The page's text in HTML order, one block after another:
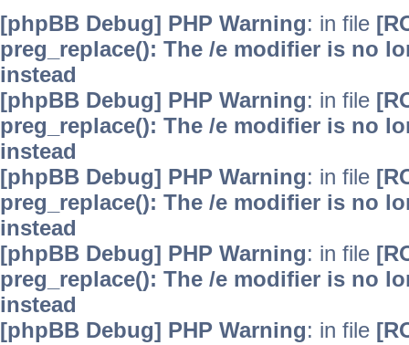
[phpBB Debug] PHP Warning: in file
preg_replace(): The /e modifier is no
instead
[phpBB Debug] PHP Warning: in file
preg_replace(): The /e modifier is no
instead
[phpBB Debug] PHP Warning: in file
preg_replace(): The /e modifier is no
instead
[phpBB Debug] PHP Warning: in file
preg_replace(): The /e modifier is no
instead
[phpBB Debug] PHP Warning: in file